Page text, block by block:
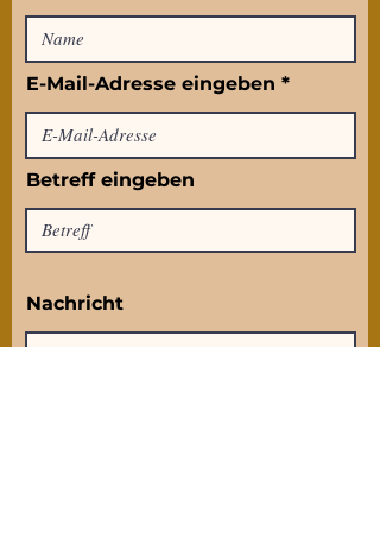
E-Mail-Adresse eingeben
Betreff eingeben
Nachricht